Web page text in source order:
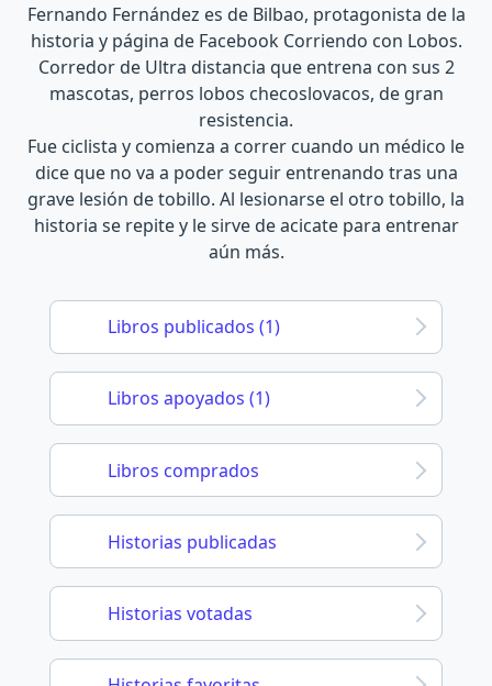
Fernando Fernández es de Bilbao, protagonista de la
historia y página de Facebook Corriendo con Lobos.
Corredor de Ultra distancia que entrena con sus 2
mascotas, perros lobos checoslovacos, de gran
resistencia.
Fue ciclista y comienza a correr cuando un médico le
dice que no va a poder seguir entrenando tras una
grave lesión de tobillo. Al lesionarse el otro tobillo, la
historia se repite y le sirve de acicate para entrenar
aún más.
Libros publicados (1)
Libros apoyados (1)
Libros comprados
Historias publicadas
Historias votadas